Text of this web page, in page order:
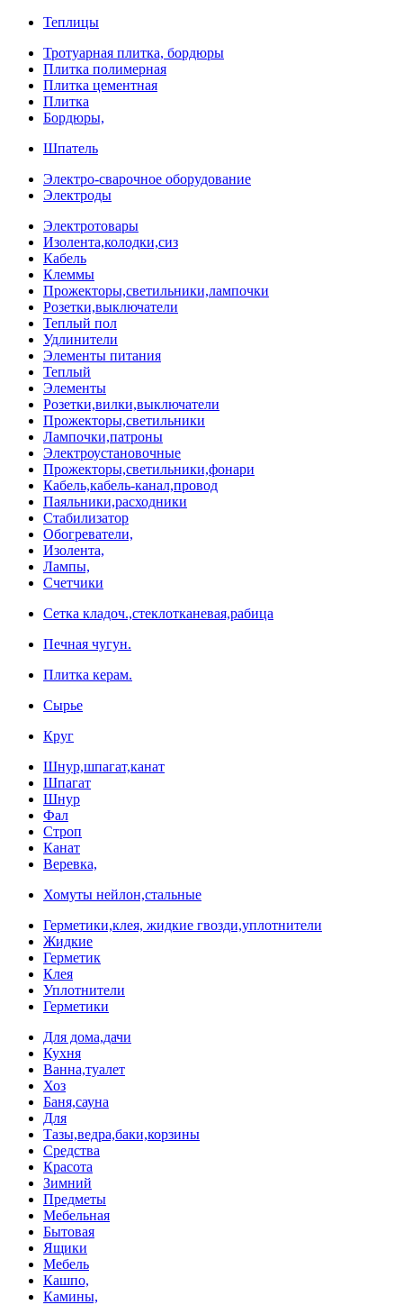
Теплицы
Тротуарная плитка, бордюры
Плитка полимерная
Плитка цементная
Плитка
Бордюры,
Шпатель
Электро-сварочное оборудование
Электроды
Электротовары
Изолента,колодки,сиз
Кабель
Клеммы
Прожекторы,светильники,лампочки
Розетки,выключатели
Теплый пол
Удлинители
Элементы питания
Теплый
Элементы
Розетки,вилки,выключатели
Прожекторы,светильники
Лампочки,патроны
Электроустановочные
Прожекторы,светильники,фонари
Кабель,кабель-канал,провод
Паяльники,расходники
Стабилизатор
Обогреватели,
Изолента,
Лампы,
Счетчики
Сетка кладоч.,стеклотканевая,рабица
Печная чугун.
Плитка керам.
Сырье
Круг
Шнур,шпагат,канат
Шпагат
Шнур
Фал
Строп
Канат
Веревка,
Хомуты нейлон,стальные
Герметики,клея, жидкие гвозди,уплотнители
Жидкие
Герметик
Клея
Уплотнители
Герметики
Для дома,дачи
Кухня
Ванна,туалет
Хоз
Баня,сауна
Для
Тазы,ведра,баки,корзины
Средства
Красота
Зимний
Предметы
Мебельная
Бытовая
Ящики
Мебель
Кашпо,
Камины,